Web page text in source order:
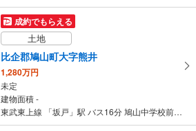
成約でもらえる
土地
比企郡鳩山町大字熊井
1,280万円
未定
建物面積 -
東武東上線 「坂戸」駅 バス16分 鳩山中学校前 バス停下車 徒歩5分